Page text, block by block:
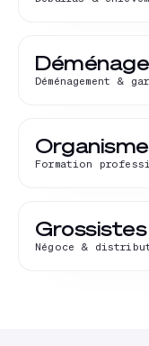
Déménagement &
Formation
Négoce &